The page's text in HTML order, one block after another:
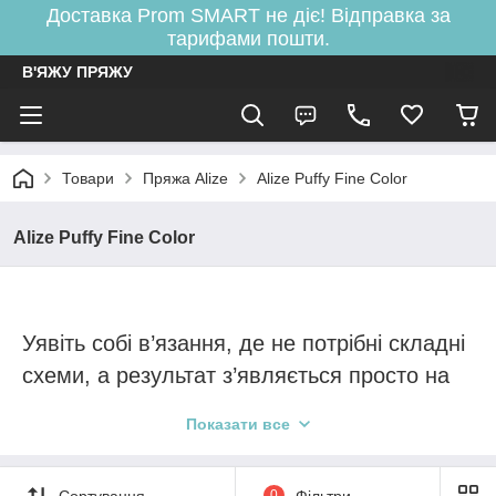
Доставка Prom SMART не діє! Відправка за
тарифами пошти.
В'ЯЖУ ПРЯЖУ
Товари Пряжа Alize Alize Puffy Fine Color
Alize Puffy Fine Color
Уявіть собі в’язання, де не потрібні складні
схеми, а результат з’являється просто на
дозволяє створювати шедеври без
Показати все